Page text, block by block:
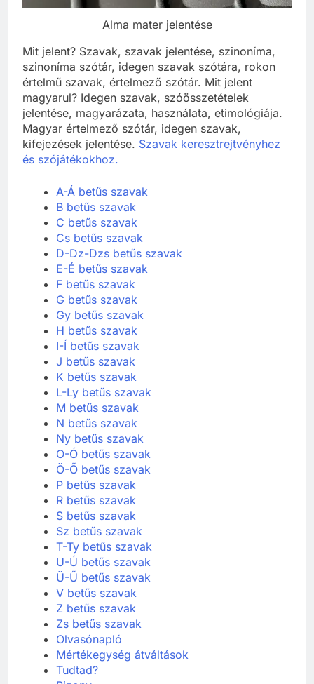
Alma mater jelentése
Mit jelent? Szavak, szavak jelentése, szinoníma,
szinoníma szótár, idegen szavak szótára, rokon
értelmű szavak, értelmező szótár. Mit jelent
magyarul? Idegen szavak, szóösszetételek
jelentése, magyarázata, használata, etimológiája.
Magyar értelmező szótár, idegen szavak,
kifejezések jelentése. Szavak keresztrejtvényhez
és szójátékokhoz.
A-Á betűs szavak
B betűs szavak
C betűs szavak
Cs betűs szavak
D-Dz-Dzs betűs szavak
E-É betűs szavak
F betűs szavak
G betűs szavak
Gy betűs szavak
H betűs szavak
I-Í betűs szavak
J betűs szavak
K betűs szavak
L-Ly betűs szavak
M betűs szavak
N betűs szavak
Ny betűs szavak
O-Ó betűs szavak
Ö-Ő betűs szavak
P betűs szavak
R betűs szavak
S betűs szavak
Sz betűs szavak
T-Ty betűs szavak
U-Ú betűs szavak
Ü-Ű betűs szavak
V betűs szavak
Z betűs szavak
Zs betűs szavak
Olvasónapló
Mértékegység átváltások
Tudtad?